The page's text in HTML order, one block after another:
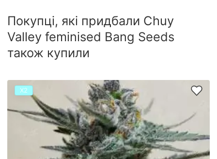
Покупці, які придбали Chuy
Valley feminised Bang Seeds
також купили
Х2